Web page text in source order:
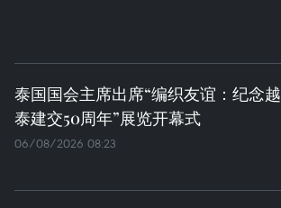
泰国国会主席出席“编织友谊：纪念越
泰建交50周年”展览开幕式
06/08/2026 08:23